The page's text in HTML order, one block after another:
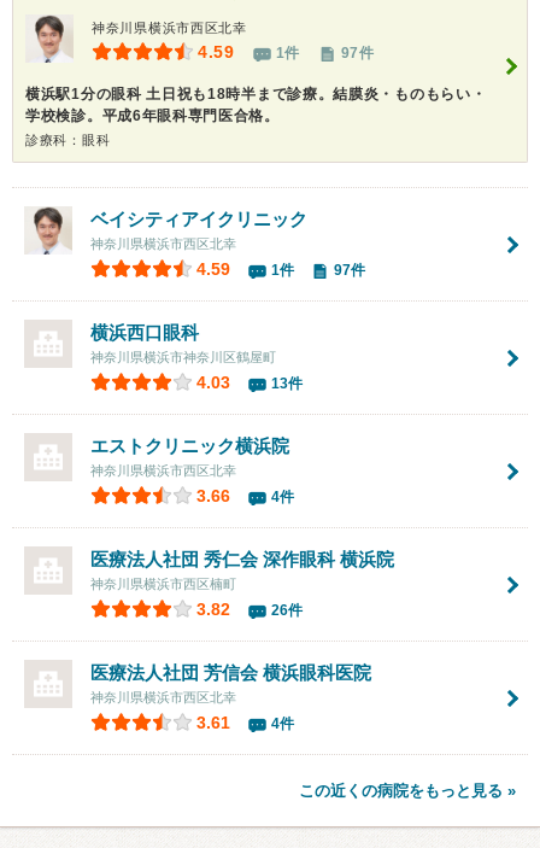
神奈川県横浜市西区北幸
4.59 1件 97件
横浜駅1分の眼科 土日祝も18時半まで診療。結膜炎・ものもらい・
学校検診。平成6年眼科専門医合格。
診療科：眼科
ベイシティアイクリニック
神奈川県横浜市西区北幸
4.59 1件 97件
横浜西口眼科
神奈川県横浜市神奈川区鶴屋町
4.03 13件
エストクリニック横浜院
神奈川県横浜市西区北幸
3.66 4件
医療法人社団 秀仁会深作眼科横浜院
神奈川県横浜市西区楠町
3.82 26件
医療法人社団 芳信会横浜眼科医院
神奈川県横浜市西区北幸
3.61 4件
この近くの病院をもっと見る »